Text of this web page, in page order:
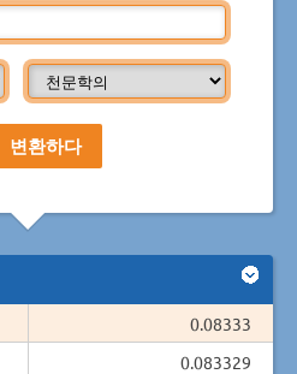
0.08333
0.083329